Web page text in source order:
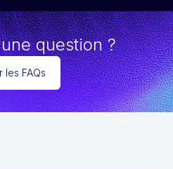
question ?
les FAQs